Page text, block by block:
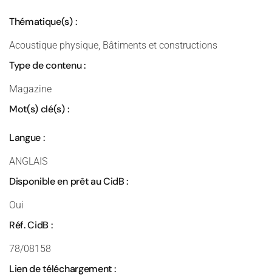
Thématique(s) :
Acoustique physique, Bâtiments et constructions
Type de contenu :
Magazine
Mot(s) clé(s) :
Langue :
ANGLAIS
Disponible en prêt au CidB :
Oui
Réf. CidB :
78/08158
Lien de téléchargement :